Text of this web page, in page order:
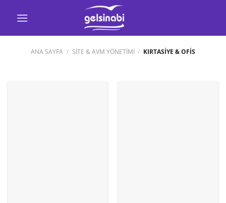
ANA SAYFA / SİTE & AVM YÖNETİMİ / KIRTASİYE & OFİS